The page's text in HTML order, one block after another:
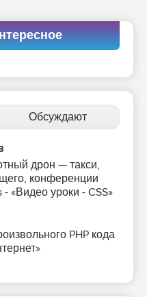
Обсуждают
дрон — такси,
конференции
«Видео уроки - CSS»
PHP кода